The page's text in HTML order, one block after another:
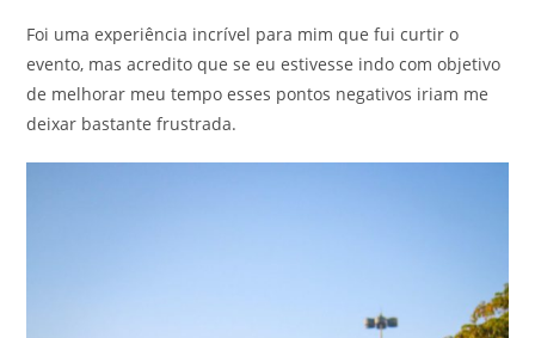
Foi uma experiência incrível para mim que fui curtir o
evento, mas acredito que se eu estivesse indo com objetivo
de melhorar meu tempo esses pontos negativos iriam me
deixar bastante frustrada.